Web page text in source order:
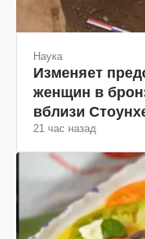
Наука
Изменяет
женщин в
вблизи
(фото)
21 час назад